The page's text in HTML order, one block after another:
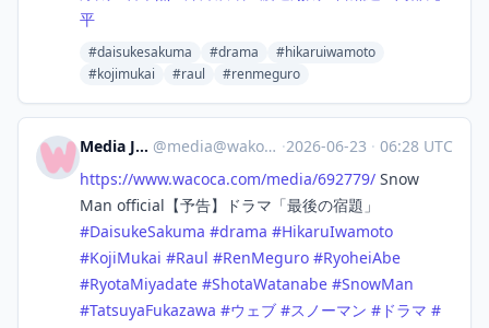
平
#daisukesakuma #drama
#hikaruiwamoto
#kojimukai
#raul #renmeguro
Media Japan @media@wakoka.com ·2026-06-23 · 06:28 UTC
https://www.wacoca.com/media/692779/ Snow
Man official【予告】ドラマ「最後の宿題」
#DaisukeSakuma #drama #HikaruIwamoto
#KojiMukai #Raul #RenMeguro #RyoheiAbe
#RyotaMiyadate #ShotaWatanabe #SnowMan
#TatsuyaFukazawa #ウェブ #スノーマン # ドラマ #